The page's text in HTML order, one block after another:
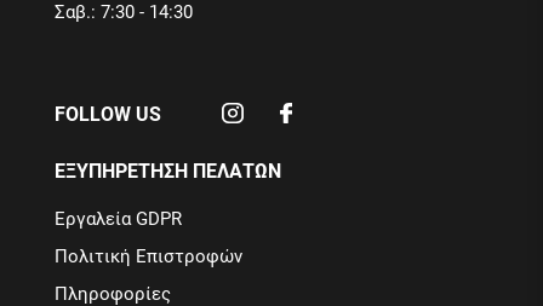
Σαβ.: 7:30 - 14:30
FOLLOW US
ΕΞΥΠΗΡΕΤΗΣΗ ΠΕΛΑΤΩΝ
Εργαλεία GDPR
Πολιτική Επιστροφών
Πληροφορίες